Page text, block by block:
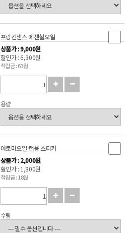
프랑킨센스 에센셜오일
상품가 : 9,000원
할인가 : 6,300원
적립금 : 63원
용량
아로마오일 캡용 스티커
상품가 : 2,000원
할인가 : 1,800원
적립금 : 18원
수량